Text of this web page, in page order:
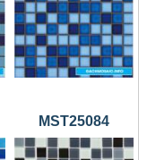
MST25084